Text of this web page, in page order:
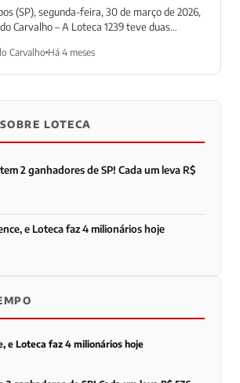
(SP), segunda-feira, 30 de março de 2026,
Carvalho – A Loteca 1239 teve duas
Carvalho Há 4 meses
LOTECA
2 ganhadores de SP! Cada um leva R$
e Loteca faz 4 milionários hoje
e Loteca faz 4 milionários hoje